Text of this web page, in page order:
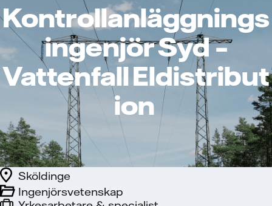
Kontrollanläggnings
ingenjör Syd –
Vattenfall Eldistribut
ion
Ingenjörsvetenskap
Sköldinge